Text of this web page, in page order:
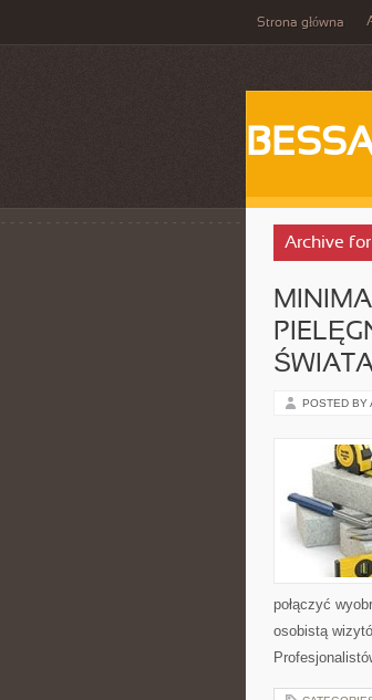
Strona główna
Archive for
POSTED BY
połączyć
osobistą